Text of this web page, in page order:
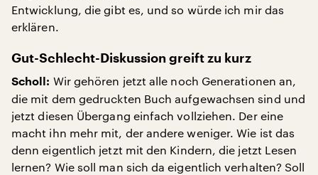
Entwicklung, die gibt es, und so würde ich mir das
erklären.
Gut-Schlecht-Diskussion greift zu kurz
Scholl: Wir gehören jetzt alle noch Generationen an,
die mit dem gedruckten Buch aufgewachsen sind und
jetzt diesen Übergang einfach vollziehen. Der eine
macht ihn mehr mit, der andere weniger. Wie ist das
denn eigentlich jetzt mit den Kindern, die jetzt Lesen
lernen? Wie soll man sich da eigentlich verhalten? Soll